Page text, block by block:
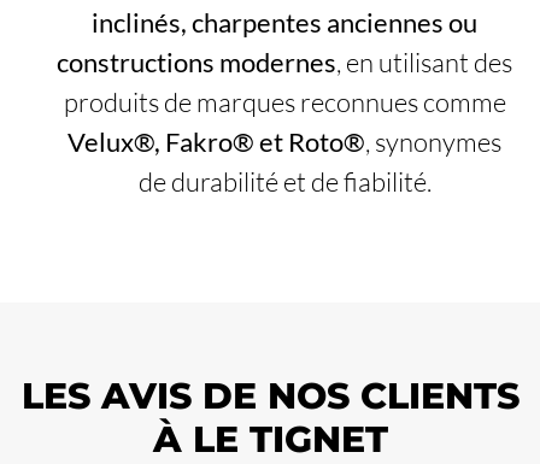
inclinés, charpentes anciennes ou
constructions modernes, en utilisant des
produits de marques reconnues comme
Velux®, Fakro® et Roto®, synonymes
de durabilité et de fiabilité.
LES AVIS DE NOS CLIENTS
À LE TIGNET